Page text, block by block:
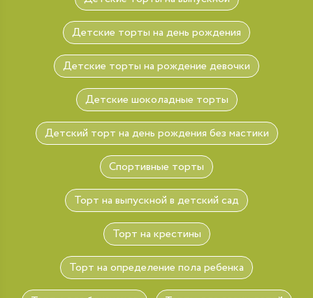
Детские торты на день рождения
Детские торты на рождение девочки
Детские шоколадные торты
Детский торт на день рождения без мастики
Спортивные торты
Торт на выпускной в детский сад
Торт на крестины
Торт на определение пола ребенка